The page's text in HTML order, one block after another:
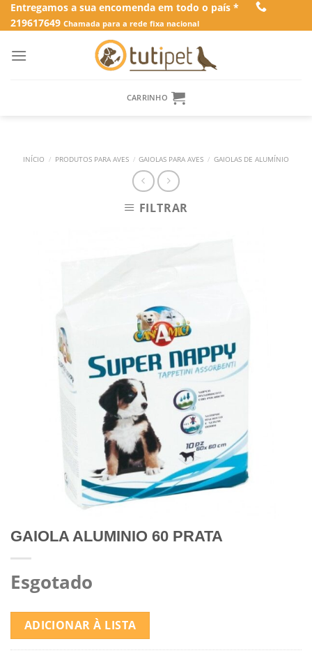
SkipEntregamos a sua encomenda em todo o país *
219617649 Chamada para a rede fixa nacional
CARRINHO
INÍCIO / PRODUTOS PARA AVES / GAIOLAS PARA AVES / GAIOLAS DE ALUMÍNIO
FILTRAR
GAIOLA ALUMINIO 60 PRATA
Esgotado
ADICIONAR À LISTA